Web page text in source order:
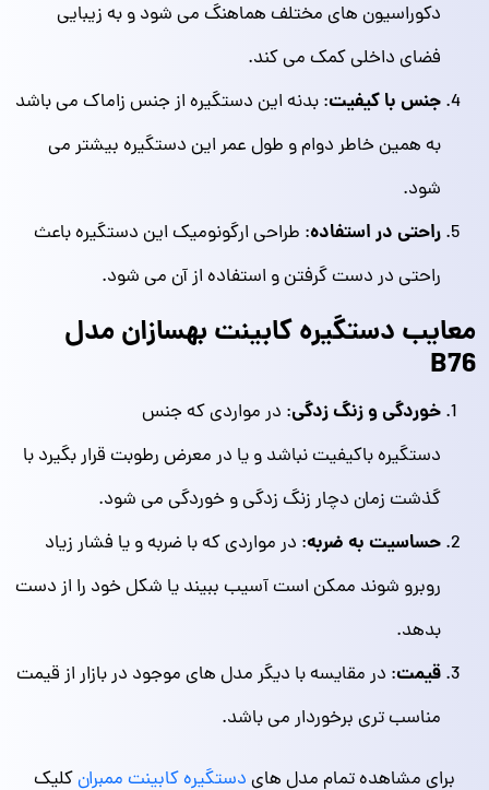
دکوراسیون‌ های مختلف هماهنگ می‌ شود و به زیبایی
فضای داخلی کمک می‌ کند.
جنس با کیفیت: بدنه این دستگیره از جنس زاماک می باشد
به همین خاطر دوام و طول عمر این دستگیره بیشتر می
شود.
راحتی در استفاده: طراحی ارگونومیک این دستگیره باعث
راحتی در دست گرفتن و استفاده از آن می‌ شود.
معایب دستگیره کابینت بهسازان مدل
B76
خوردگی و زنگ‌ زدگی: در مواردی که جنس
دستگیره باکیفیت نباشد و یا در معرض رطوبت قرار بگیرد با
گذشت زمان دچار زنگ‌ زدگی و خوردگی می شود.
حساسیت به ضربه: در مواردی که با ضربه‌ و یا فشار زیاد
روبرو شوند ممکن است آسیب ببیند یا شکل خود را از دست
بدهد.
قیمت: در مقایسه با دیگر مدل های موجود در بازار از قیمت
مناسب تری برخوردار می باشد.
برای مشاهده تمام مدل هایدستگیره کابینت ممبرانکلیک